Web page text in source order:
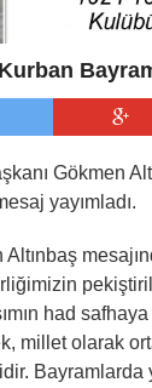
Gökmen
yayımladı.
had safhaya
millet olarak
Bayramlarda